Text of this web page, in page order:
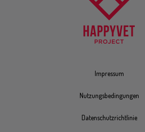
Impressum
Nutzungsbedingungen
Datenschutzrichtlinie